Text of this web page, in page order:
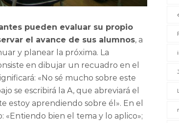
pueden evaluar su propio
el avance de sus alumnos, a
y planear la próxima. La
en dibujar un recuadro en el
«No sé mucho sobre este
se escribirá la A, que abreviará el
estoy aprendiendo sobre él». En el
«Entiendo bien el tema y lo aplico»;